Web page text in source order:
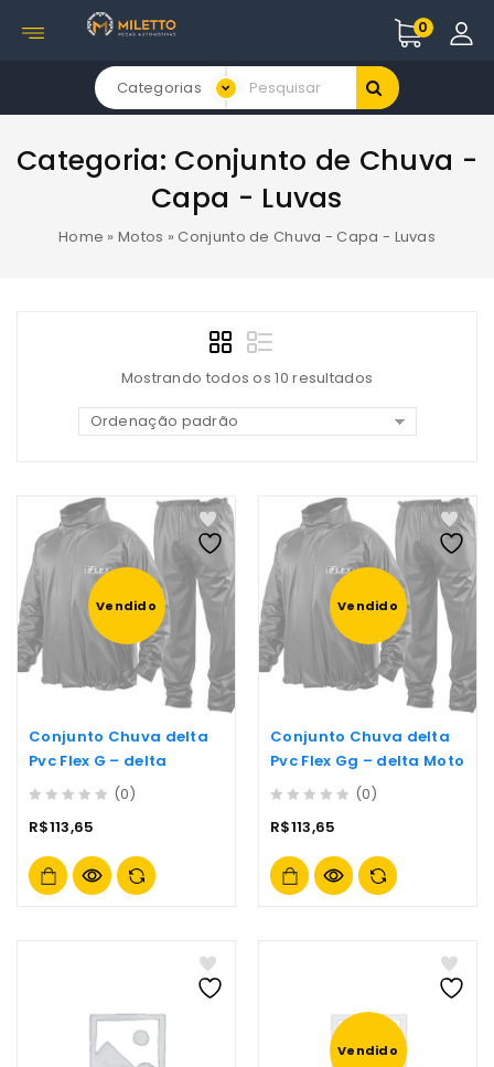
0
Categorias
Categoria: Conjunto de Chuva -
Capa - Luvas
Home »Motos » Conjunto de Chuva - Capa - Luvas
Mostrando todos os 10 resultados
Ordenação padrão
Vendido
Conjunto Chuva delta
Pvc Flex G – delta
out
5
(0)
R$113,65
Vendido
Conjunto Chuva delta
Pvc Flex Gg – delta Moto
out
5
(0)
R$113,65
Vendido